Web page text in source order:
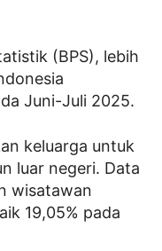
(BPS), lebih
Juni-Juli 2025.
keluarga untuk
luar negeri. Data
wisatawan
19,05% pada